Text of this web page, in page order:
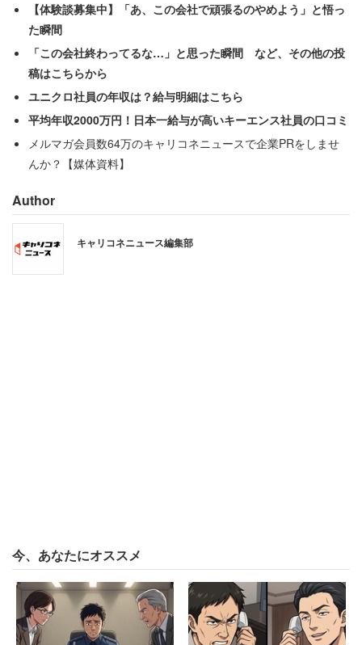
「大学1、2年生が就職したいと思う企業・業種ランキング」
務員が2位となっており、学生の安定志向が伺える結果と
なった。
次いで、任天堂と日本航空がいずれも4.0%で3位だった。
【体験談募集中】「あ、この会社で頑張るのやめよう」と悟っ
た瞬間
「この会社終わってるな…」と思った瞬間 など、その他の投
稿はこちらから
ユニクロ社員の年収は？給与明細はこちら
平均年収2000万円！日本一給与が高いキーエンス社員の口コミ
メルマガ会員数64万のキャリコネニュースで企業PRをしませ
んか？【媒体資料】
Author
キャリコネニュース編集部
今、あなたにオススメ